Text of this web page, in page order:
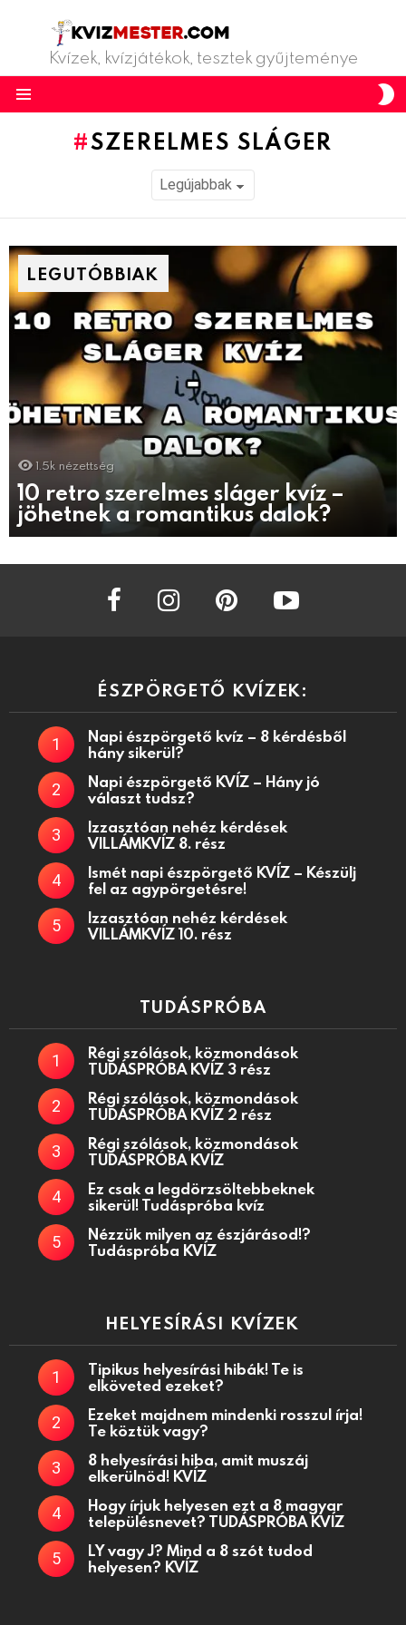
Kvízek, kvízjátékok, tesztek gyűjteménye
SZERELMES SLÁGER
LEGUTÓBBIAK
1.5k nézettség
10 retro szerelmes sláger kvíz –
jöhetnek a romantikus dalok?
facebook instagram
ÉSZPÖRGETŐ KVÍZEK:
Napi észpörgető kvíz – 8 kérdésből
hány sikerül?
Napi észpörgető KVÍZ – Hány jó
választ tudsz?
Izzasztóan nehéz kérdések
VILLÁMKVÍZ 8. rész
Ismét napi észpörgető KVÍZ – Készülj
fel az agypörgetésre!
Izzasztóan nehéz kérdések
VILLÁMKVÍZ 10. rész
TUDÁSPRÓBA
Régi szólások, közmondások
TUDÁSPRÓBA KVÍZ 3 rész
Régi szólások, közmondások
TUDÁSPRÓBA KVÍZ 2 rész
Régi szólások, közmondások
TUDÁSPRÓBA KVÍZ
Ez csak a legdörzsöltebbeknek
sikerül! Tudáspróba kvíz
Nézzük milyen az észjárásod!?
Tudáspróba KVÍZ
HELYESÍRÁSI KVÍZEK
Tipikus helyesírási hibák! Te is
elköveted ezeket?
Ezeket majdnem mindenki rosszul írja!
Te köztük vagy?
8 helyesírási hiba, amit muszáj
elkerülnöd! KVÍZ
Hogy írjuk helyesen ezt a 8 magyar
településnevet? TUDÁSPRÓBA KVÍZ
LY vagy J? Mind a 8 szót tudod
helyesen? KVÍZ